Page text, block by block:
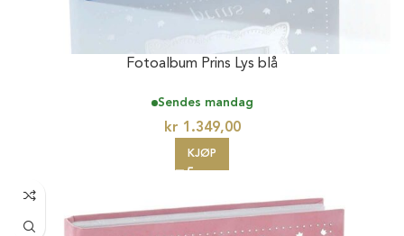
Fotoalbum Prins Lys blå
Sendes mandag
kr 1.349,00
KJØP